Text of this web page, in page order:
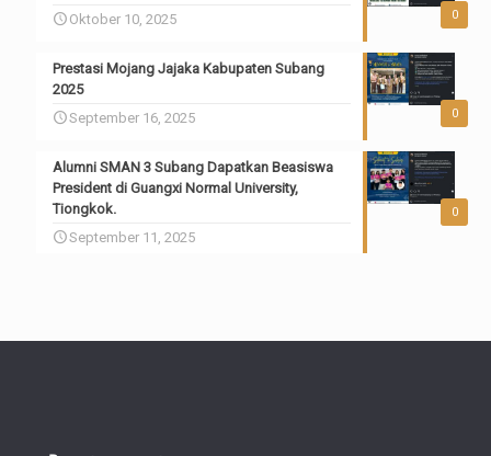
0
Oktober 10, 2025
0
Prestasi Mojang Jajaka Kabupaten Subang
2025
September 16, 2025
0
Alumni SMAN 3 Subang Dapatkan Beasiswa
President di Guangxi Normal University,
Tiongkok.
September 11, 2025